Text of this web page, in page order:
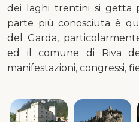
dei laghi trentini si getta
parte più conosciuta è
del Garda,
ed il comune di Riva
manifestazioni, congressi,